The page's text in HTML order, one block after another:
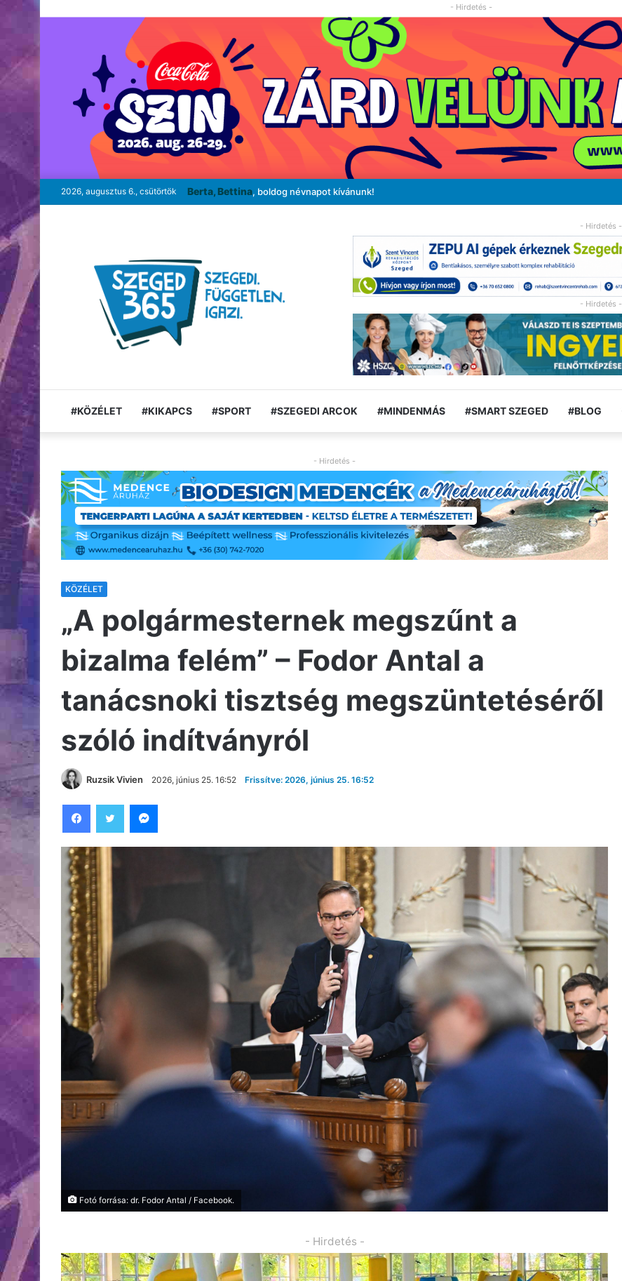
- Hirdetés -
2026, augusztus 6., csütörtök Berta, Bettina, boldog névnapot kívánunk!
- Hirdetés -
- Hirdetés -
#KÖZÉLET #KIKAPCS #SPORT #SZEGEDI ARCOK #MINDENMÁS #SMART SZEGED #BLOG
- Hirdetés -
KÖZÉLET
„A polgármesternek megszűnt a
bizalma felém” – Fodor Antal a
tanácsnoki tisztség megszüntetéséről
szóló indítványról
Ruzsik Vivien 2026, június 25. 16:52 Frissítve: 2026, június 25. 16:52
Fotó forrása: dr. Fodor Antal / Facebook.
- Hirdetés -